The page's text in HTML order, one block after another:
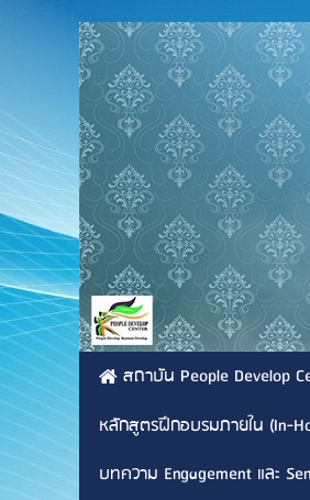
สถาบัน People Develop
หลักสูตรฝึกอบรมภายใน (In-
บทความ Engagement และ